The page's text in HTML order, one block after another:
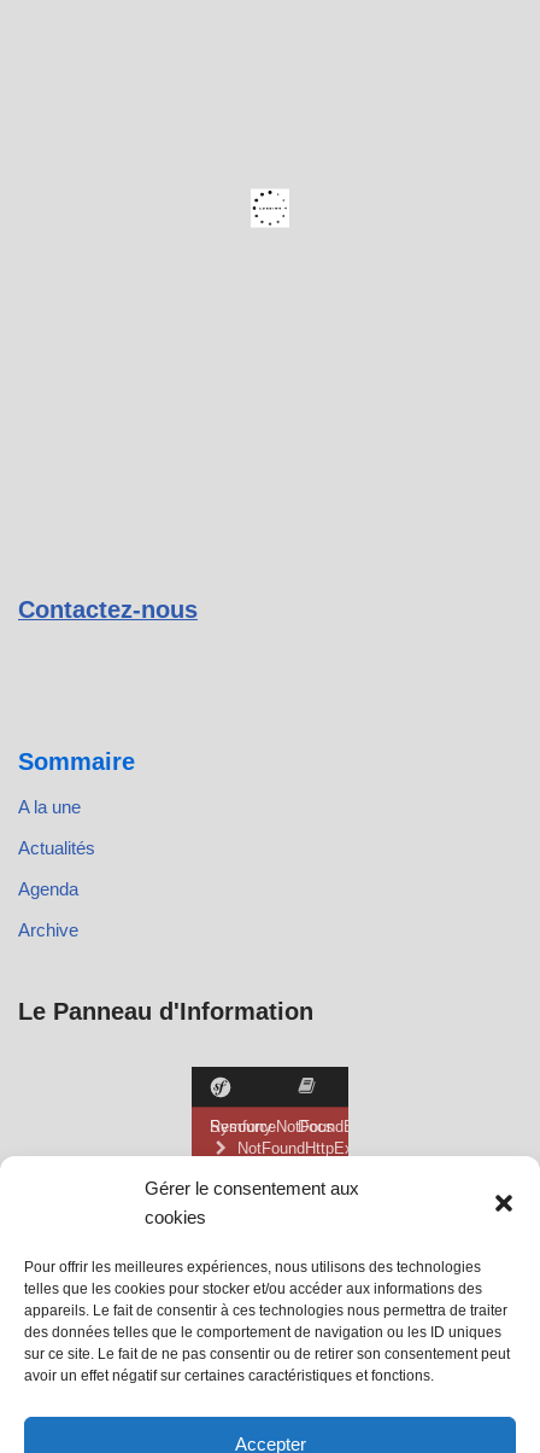
Gérer le consentement aux
cookies
Pour offrir les meilleures expériences, nous utilisons des technologies
telles que les cookies pour stocker et/ou accéder aux informations des
appareils. Le fait de consentir à ces technologies nous permettra de traiter
des données telles que le comportement de navigation ou les ID uniques
sur ce site. Le fait de ne pas consentir ou de retirer son consentement peut
avoir un effet négatif sur certaines caractéristiques et fonctions.
Accepter
Contactez-nous
Sommaire
A la une
Actualités
Agenda
Archive
Le Panneau d'Information
@ Mairie de Grainville la Teinturière